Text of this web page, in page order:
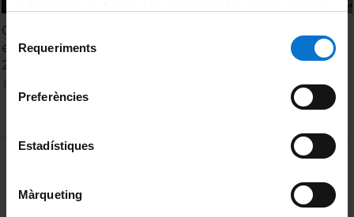
consultar laPolítica de galetes del lloc web de la
Selecció
de
consentiment
Requeriments
Preferències
Estadístiques
Màrqueting
Comunicat del rector sobre mesures excepcionals durant
el període d'exàmens - Primer semestre del curs 2020-
2021
MENÚ PEU 1
Política de Cookies